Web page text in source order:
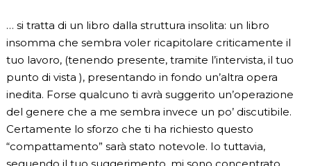
… si tratta di un libro dalla struttura insolita: un libro
insomma che sembra voler ricapitolare criticamente il
tuo lavoro, (tenendo presente, tramite l’intervista, il tuo
punto di vista ), presentando in fondo un’altra opera
inedita. Forse qualcuno ti avrà suggerito un’operazione
del genere che a me sembra invece un po’ discutibile.
Certamente lo sforzo che ti ha richiesto questo
“compattamento” sarà stato notevole. Io tuttavia,